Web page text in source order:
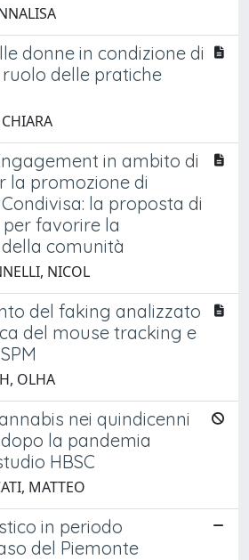
donne in condizione di
delle pratiche
in ambito di
la promozione di
la proposta di
favorire la
comunità
NICOL
del faking analizzato
del mouse tracking e
OLHA
nei quindicenni
la pandemia
HBSC
MATTEO
in periodo
del Piemonte